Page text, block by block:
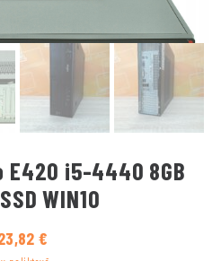
i5-4440 8GB
WIN10
€